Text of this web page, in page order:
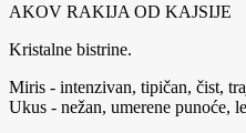
AKOV RAKIJA OD KAJSIJE
Kristalne bistrine.
Miris - intenzivan, tipičan, čist,
Ukus - nežan, umerene punoće,